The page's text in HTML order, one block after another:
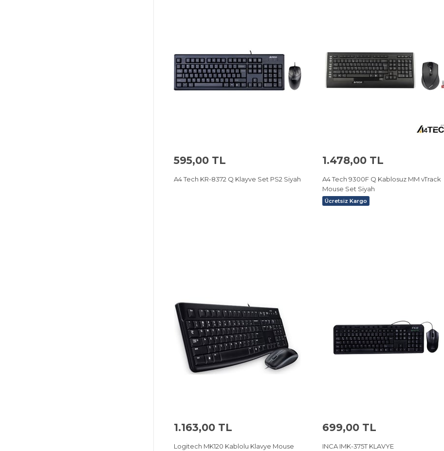
595,00 TL
A4 Tech KR-8372 Q Klayve Set PS2 Siyah
1.478,00 TL
A4 Tech 9300F Q Kablosuz MM vTrack
Mouse Set Siyah
Ücretsiz Kargo
1.163,00 TL
Logitech MK120 Kablolu Klavye Mouse
699,00 TL
INCA IMK-375T KLAVYE